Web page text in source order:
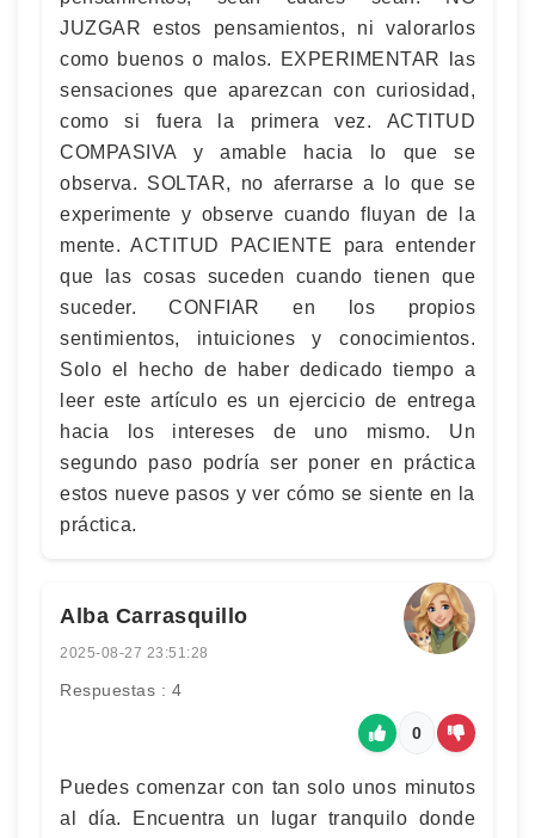
JUZGAR estos pensamientos, ni valorarlos
como buenos o malos. EXPERIMENTAR las
sensaciones que aparezcan con curiosidad,
como si fuera la primera vez. ACTITUD
COMPASIVA y amable hacia lo que se
observa. SOLTAR, no aferrarse a lo que se
experimente y observe cuando fluyan de la
mente. ACTITUD PACIENTE para entender
que las cosas suceden cuando tienen que
suceder. CONFIAR en los propios
sentimientos, intuiciones y conocimientos.
Solo el hecho de haber dedicado tiempo a
leer este artículo es un ejercicio de entrega
hacia los intereses de uno mismo. Un
segundo paso podría ser poner en práctica
estos nueve pasos y ver cómo se siente en la
práctica.
Alba Carrasquillo
2025-08-27 23:51:28
Respuestas : 4
0
Puedes comenzar con tan solo unos minutos
al día. Encuentra un lugar tranquilo donde